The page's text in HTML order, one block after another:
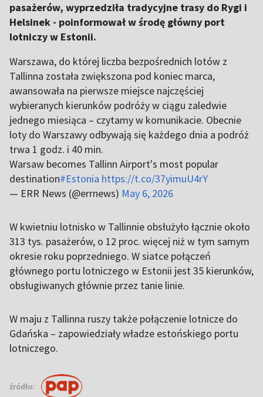
pasażerów, wyprzedziła tradycyjne trasy do Rygi i
Helsinek - poinformował w środę główny port
lotniczy w Estonii.
Warszawa, do której liczba bezpośrednich lotów z
Tallinna została zwiększona pod koniec marca,
awansowała na pierwsze miejsce najczęściej
wybieranych kierunków podróży w ciągu zaledwie
jednego miesiąca – czytamy w komunikacie. Obecnie
loty do Warszawy odbywają się każdego dnia a podróż
trwa 1 godz. i 40 min.
Warsaw becomes Tallinn Airport's most popular
destination#Estonia https://t.co/37yimuU4rY
— ERR News (@errnews) May 6, 2026
W kwietniu lotnisko w Tallinnie obsłużyło łącznie około
313 tys. pasażerów, o 12 proc. więcej niż w tym samym
okresie roku poprzedniego. W siatce połączeń
głównego portu lotniczego w Estonii jest 35 kierunków,
obsługiwanych głównie przez tanie linie.
W maju z Tallinna ruszy także połączenie lotnicze do
Gdańska – zapowiedziały władze estońskiego portu
lotniczego.
źródło: